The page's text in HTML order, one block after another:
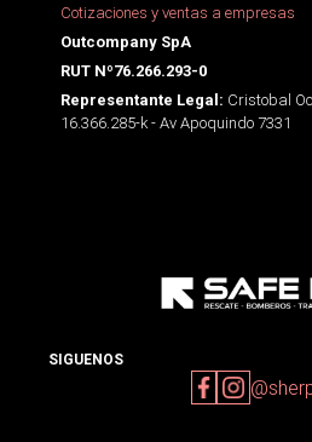
Cotizaciones y ventas a empresas
Outcompany SpA
RUT Nº76.266.293-0
Representante Legal: Cristobal
16.366.285-k - Av Apoquindo 7331
SIGUENOS